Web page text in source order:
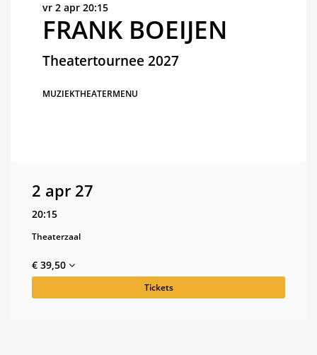
FRANK BOEIJEN
Theatertournee 2027
vr 2 apr 20:15
MUZIEKTHEATERMENU
2 apr 27
20:15
Theaterzaal
€ 39,50
Tickets